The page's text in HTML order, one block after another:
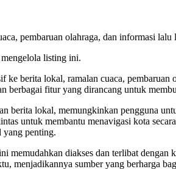
pembaruan olahraga, dan informasi
listing ini.
berita lokal, ramalan cuaca,
berbagai fitur yang dirancang untuk
berita lokal, memungkinkan pengguna
untuk membantu menavigasi kota
yang penting.
memudahkan diakses dan terlibat
menjadikannya sumber yang berharga